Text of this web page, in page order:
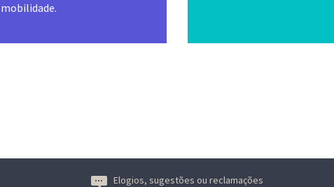
mobilidade.
Elogios, sugestões ou reclamações